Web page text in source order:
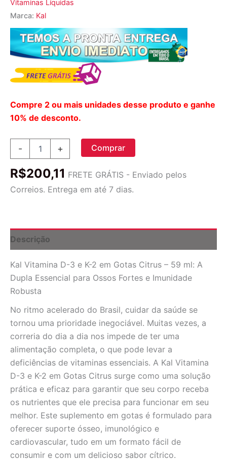
Vitaminas Líquidas
Marca: Kal
Compre 2 ou mais unidades desse produto e ganhe
10% de desconto.
-
3
K-
Citrus
-
ml:
Saúde
Essencial
para
o
Dia
a
Dia
quantidade
+ Comprar
R$200,11 FRETE GRÁTIS - Enviado pelos
Correios. Entrega em até 7 dias.
Descrição
Kal Vitamina D-3 e K-2 em Gotas Citrus – 59 ml: A
Dupla Essencial para Ossos Fortes e Imunidade
Robusta
No ritmo acelerado do Brasil, cuidar da saúde se
tornou uma prioridade inegociável. Muitas vezes, a
correria do dia a dia nos impede de ter uma
alimentação completa, o que pode levar a
deficiências de vitaminas essenciais. A Kal Vitamina
D-3 e K-2 em Gotas Citrus surge como uma solução
prática e eficaz para garantir que seu corpo receba
os nutrientes que ele precisa para funcionar em seu
melhor. Este suplemento em gotas é formulado para
oferecer suporte ósseo, imunológico e
cardiovascular, tudo em um formato fácil de
consumir e com um delicioso sabor cítrico.